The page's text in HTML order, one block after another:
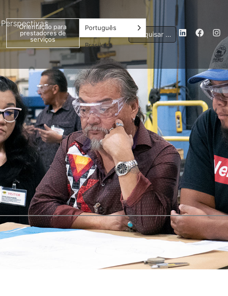
Perspectivas
Orientação para
prestadores de
serviços
Português
Brasileiro